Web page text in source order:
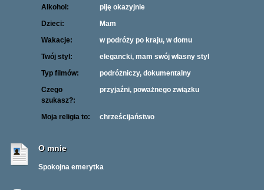
Alkohol:
piję okazyjnie
Dzieci:
Mam
Wakacje:
w podróży po kraju, w domu
Twój styl:
elegancki, mam swój własny styl
Typ filmów:
podróżniczy, dokumentalny
Czego
szukasz?:
przyjaźni, poważnego związku
Moja religia to: chrześcijaństwo
O mnie
Spokojna emerytka